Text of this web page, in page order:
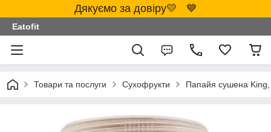
Дякуємо за довіру💛 💙
Eatofit
Товари та послуги Сухофрукти Папайя сушена King,